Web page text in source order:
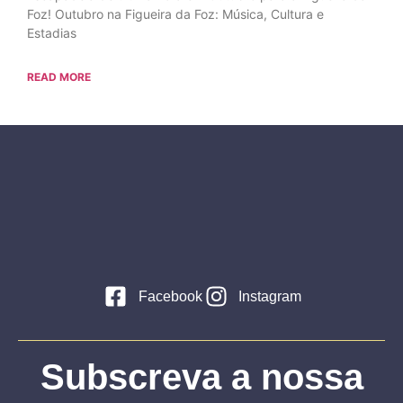
Foz! Outubro na Figueira da Foz: Música, Cultura e
Estadias
READ MORE
Facebook Instagram
Subscreva a nossa